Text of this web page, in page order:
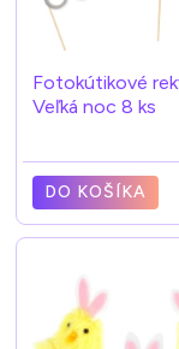
Fotokútikové
Veľká noc 8 ks
DO KOŠÍKA